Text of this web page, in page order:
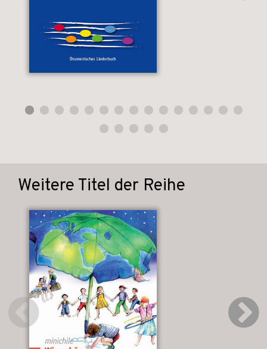
Weitere Titel der Reihe